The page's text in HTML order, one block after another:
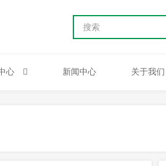
心 新闻中心 关于我们